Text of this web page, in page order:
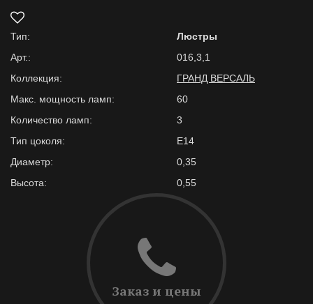
Тип:
Люстры
Арт.:
016,3,1
Коллекция:
ГРАНД ВЕРСАЛЬ
Макс. мощность ламп:
60
Количество ламп:
3
Тип цоколя:
Е14
Диаметр:
0,35
Высота:
0,55
Заказ и цены